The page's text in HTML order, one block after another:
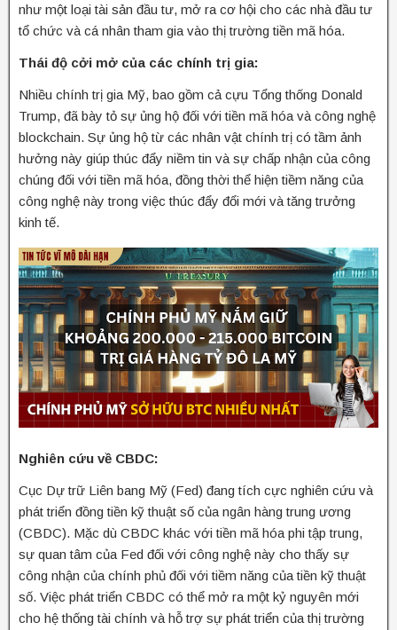
như một loại tài sản đầu tư, mở ra cơ hội cho các nhà đầu tư
tổ chức và cá nhân tham gia vào thị trường tiền mã hóa.
Thái độ cởi mở của các chính trị gia:
Nhiều chính trị gia Mỹ, bao gồm cả cựu Tổng thống Donald
Trump, đã bày tỏ sự ủng hộ đối với tiền mã hóa và công nghệ
blockchain. Sự ủng hộ từ các nhân vật chính trị có tầm ảnh
hưởng này giúp thúc đẩy niềm tin và sự chấp nhận của công
chúng đối với tiền mã hóa, đồng thời thể hiện tiềm năng của
công nghệ này trong việc thúc đẩy đổi mới và tăng trưởng
kinh tế.
Nghiên cứu về CBDC:
Cục Dự trữ Liên bang Mỹ (Fed) đang tích cực nghiên cứu và
phát triển đồng tiền kỹ thuật số của ngân hàng trung ương
(CBDC). Mặc dù CBDC khác với tiền mã hóa phi tập trung,
sự quan tâm của Fed đối với công nghệ này cho thấy sự
công nhận của chính phủ đối với tiềm năng của tiền kỹ thuật
số. Việc phát triển CBDC có thể mở ra một kỷ nguyên mới
cho hệ thống tài chính và hỗ trợ sự phát triển của thị trường